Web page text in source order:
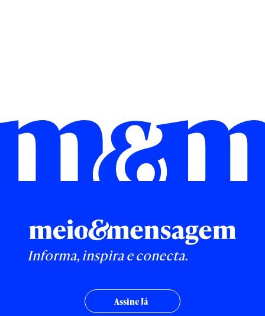
Informa, inspira e conecta.
Assine Já